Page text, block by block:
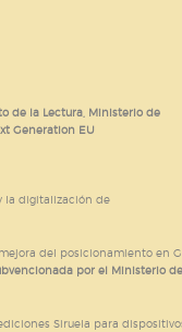
de la Lectura, Ministerio de
Generation EU
la digitalización de
del posicionamiento en
por el Ministerio
Siruela para